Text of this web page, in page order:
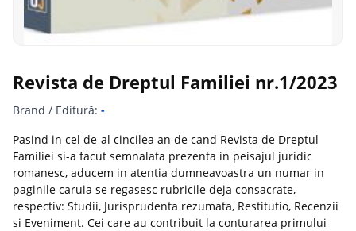
Revista de Dreptul Familiei nr.1/2023
Brand / Editură: -
Pasind in cel de-al cincilea an de cand Revista de Dreptul
Familiei si-a facut semnalata prezenta in peisajul juridic
romanesc, aducem in atentia dumneavoastra un numar in
paginile caruia se regasesc rubricile deja consacrate,
respectiv: Studii, Jurisprudenta rezumata, Restitutio, Recenzii
si Eveniment. Cei care au contribuit la conturarea primului